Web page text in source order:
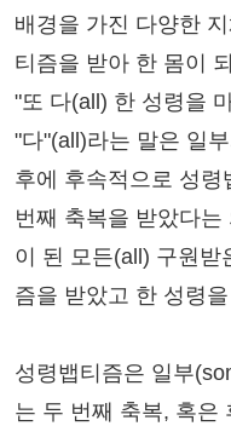
배경을 가진 다양한
티즘을 받아 한 몸이
"또 다(all) 한 성령을
"다"(all)라는 말은 일
후에 후속적으로 성
번째 축복을 받았다
이 된 모든(all) 구원받
즘을 받았고 한 성령
성령뱁티즘은 일부
는 두 번째 축복, 혹은